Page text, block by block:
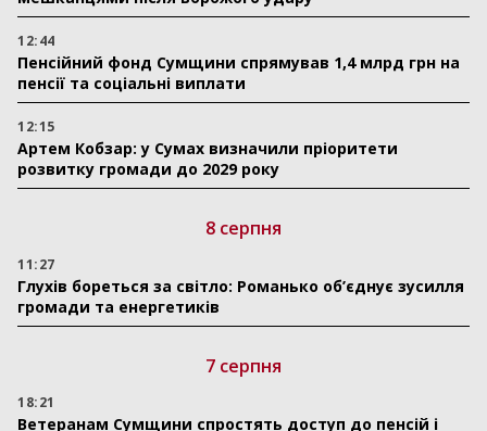
12:44
Пенсійний фонд Сумщини спрямував 1,4 млрд грн на
пенсії та соціальні виплати
12:15
Артем Кобзар: у Сумах визначили пріоритети
розвитку громади до 2029 року
8 серпня
11:27
Глухів бореться за світло: Романько об’єднує зусилля
громади та енергетиків
7 серпня
18:21
Ветеранам Сумщини спростять доступ до пенсій і